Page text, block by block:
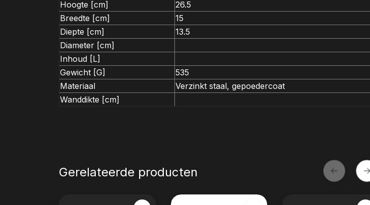
Hoogte [cm]
26.5
Breedte [cm]
15
Diepte [cm]
13.5
Diameter [cm]
Inhoud [L]
Gewicht [G]
535
Materiaal
Verzinkt staal, gepoedercoat
Wanddikte [cm]
Gerelateerde producten